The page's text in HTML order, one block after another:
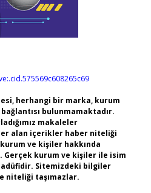
herhangi bir marka, kurum
bulunmamaktadır.
makaleler
alan içerikler haber niteliği
ve kişiler hakkında
Gerçek kurum ve kişiler ile isim
Sitemizdeki bilgiler
niteliği taşımazlar.